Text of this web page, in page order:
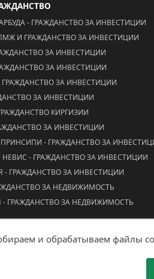
- ГРАЖДАНСТВО ЗА ИНВЕСТИЦИИ
И ГРАЖДАНСТВО ЗА ИНВЕСТИЦИИ
ЗА ИНВЕСТИЦИИ
ЗА ИНВЕСТИЦИИ
ЗА ИНВЕСТИЦИИ
ЗА ИНВЕСТИЦИИ
КИРГИЗИИ
ЗА ИНВЕСТИЦИИ
- ГРАЖДАНСТВО ЗА
НЕВИС - ГРАЖДАНСТВО ЗА ИНВЕСТИЦИИ
ГРАЖДАНСТВО ЗА ИНВЕСТИЦИИ
ЗА НЕДВИЖИМОСТЬ
- ГРАЖДАНСТВО ЗА НЕДВИЖИМОСТЬ
2026 ООО "АААА Адвисер"
и обрабатываем файлы